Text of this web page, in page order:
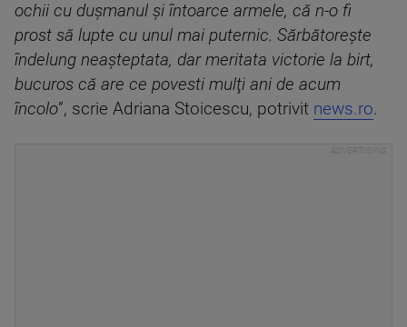
ochii cu duşmanul şi întoarce armele, că n-o fi
prost să lupte cu unul mai puternic. Sărbătoreşte
îndelung neaşteptata, dar meritata victorie la birt,
bucuros că are ce povesti mulţi ani de acum
încolo”, scrie Adriana Stoicescu, potrivit news.ro.